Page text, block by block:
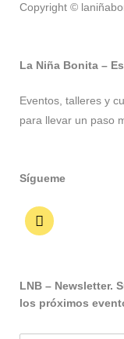
Copyright ©
La Niña Bonita –
Eventos, talleres y
para llevar un paso
Sígueme
LNB – Newsletter.
los próximos